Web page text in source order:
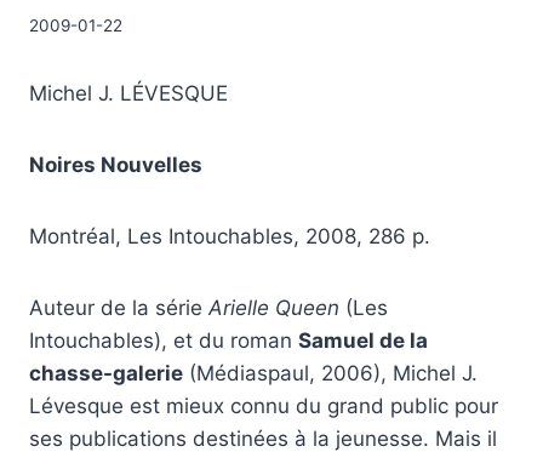
2009-01-22
Michel J. LÉVESQUE
Noires Nouvelles
Montréal, Les Intouchables, 2008, 286 p.
Auteur de la série Arielle Queen (Les
Intouchables), et du roman Samuel de la
chasse-galerie (Médiaspaul, 2006), Michel J.
Lévesque est mieux connu du grand public pour
ses publications destinées à la jeunesse. Mais il